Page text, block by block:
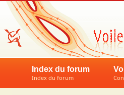
Index du forum
Index du forum